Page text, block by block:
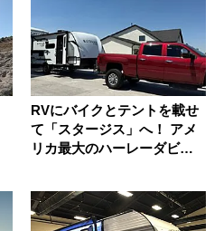
RVにバイクとテントを載せ
て「スタージス」へ！ アメ
リカ最大のハーレーダビッ